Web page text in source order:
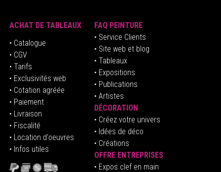
ACHAT DE TABLEAUX
• Catalogue
• CGV
• Tarifs
• Exclusivités web
• Cotation agréée
• Paiement
• Livraison
• Fiscalité
• Location d'oeuvres
• Infos utiles
FAQ PEINTURE
• Service Clients
• Site web et blog
• Tableaux
• Expositions
• Publications
• Artistes
DÉCORATION
• Créez votre univers
• Idées de déco
• Créations
OFFRE ENTREPRISES
• Expos clef en main